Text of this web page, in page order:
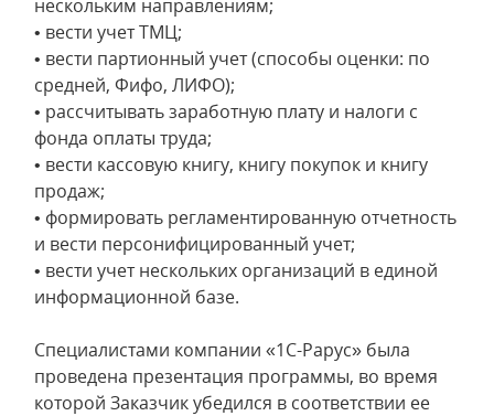
нескольким направлениям;
• вести учет ТМЦ;
• вести партионный учет (способы оценки: по
средней, Фифо, ЛИФО);
• рассчитывать заработную плату и налоги с
фонда оплаты труда;
• вести кассовую книгу, книгу покупок и книгу
продаж;
• формировать регламентированную отчетность
и вести персонифицированный учет;
• вести учет нескольких организаций в единой
информационной базе.
Специалистами компании «1С-Рарус» была
проведена презентация программы, во время
которой Заказчик убедился в соответствии ее